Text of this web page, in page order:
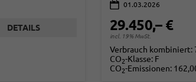
DETAILS
01.03.2026
29.450,– €
incl. 19% MwSt.
Verbrauch kombiniert:
CO2-Klasse: F
CO2-Emissionen: